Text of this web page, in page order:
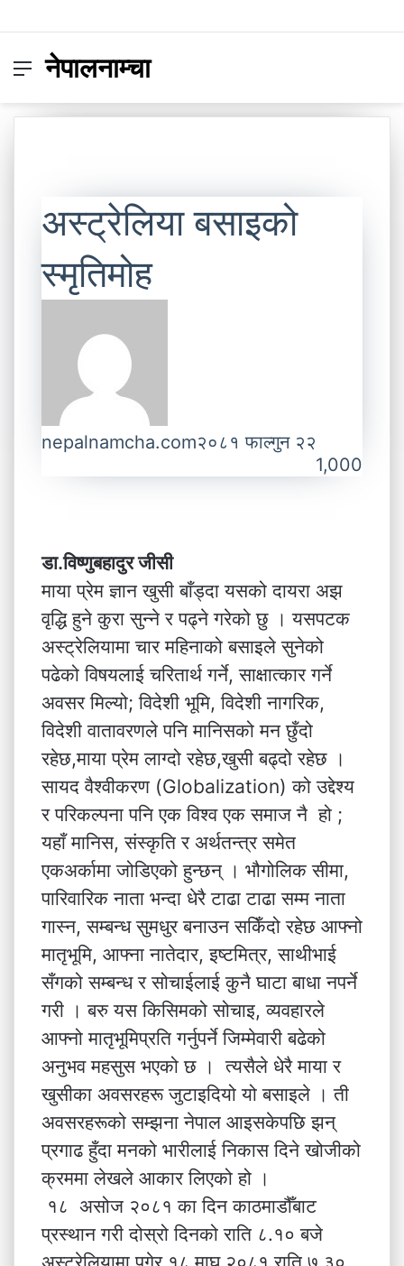
Menu
नेपालनाम्चा
अस्ट्रेलिया बसाइको
स्मृतिमोह
nepalnamcha.com२०८१ फाल्गुन २२
1,000
डा.विष्णुबहादुर जीसी
माया प्रेम ज्ञान खुसी बाँड्दा यसको दायरा अझ
वृद्धि हुने कुरा सुन्ने र पढ्ने गरेको छु । यसपटक
अस्ट्रेलियामा चार महिनाको बसाइले सुनेको
पढेको विषयलाई चरितार्थ गर्ने, साक्षात्कार गर्ने
अवसर मिल्यो; विदेशी भूमि, विदेशी नागरिक,
विदेशी वातावरणले पनि मानिसको मन छुँदो
रहेछ,माया प्रेम लाग्दो रहेछ,खुसी बढ्दो रहेछ ।
सायद वैश्वीकरण (Globalization) को उद्देश्य
र परिकल्पना पनि एक विश्व एक समाज नै हो ;
यहाँ मानिस, संस्कृति र अर्थतन्त्र समेत
एकअर्कामा जोडिएको हुन्छन् । भौगोलिक सीमा,
पारिवारिक नाता भन्दा धेरै टाढा टाढा सम्म नाता
गास्न, सम्बन्ध सुमधुर बनाउन सकिँदो रहेछ आफ्नो
मातृभूमि, आफ्ना नातेदार, इष्टमित्र, साथीभाई
सँगको सम्बन्ध र सोचाईलाई कुनै घाटा बाधा नपर्ने
गरी । बरु यस किसिमको सोचाइ, व्यवहारले
आफ्नो मातृभूमिप्रति गर्नुपर्ने जिम्मेवारी बढेको
अनुभव महसुस भएको छ । त्यसैले धेरै माया र
खुसीका अवसरहरू जुटाइदियो यो बसाइले । ती
अवसरहरूको सम्झना नेपाल आइसकेपछि झन्
प्रगाढ हुँदा मनको भारीलाई निकास दिने खोजीको
क्रममा लेखले आकार लिएको हो ।
१८ असोज २०८१ का दिन काठमाडौँबाट
प्रस्थान गरी दोस्रो दिनको राति ८.१० बजे